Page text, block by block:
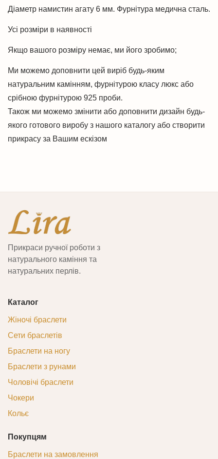
Діаметр намистин агату 6 мм. Фурнітура медична сталь.
Усі розміри в наявності
Якщо вашого розміру немає, ми його зробимо;
Ми можемо доповнити цей виріб будь-яким
натуральним камінням, фурнітурою класу люкс або
срібною фурнітурою 925 проби.
Також ми можемо змінити або доповнити дизайн будь-
якого готового виробу з нашого каталогу або створити
прикрасу за Вашим ескізом
Прикраси ручної роботи з
натурального каміння та
натуральних перлів.
Каталог
Жіночі браслети
Сети браслетів
Браслети на ногу
Браслети з рунами
Чоловічі браслети
Чокери
Кольє
Покупцям
Браслети на замовлення